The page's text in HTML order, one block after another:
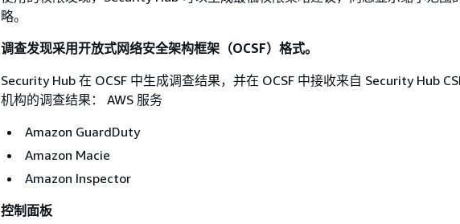
略。
调查发现采用开放式网络安全架构框架（OCSF）格式。
Security Hub 在 OCSF 中生成调查结果，并在 OCSF 中接收来自 Security Hub
机构的调查结果： AWS 服务
Amazon GuardDuty
Amazon Macie
Amazon Inspector
控制面板